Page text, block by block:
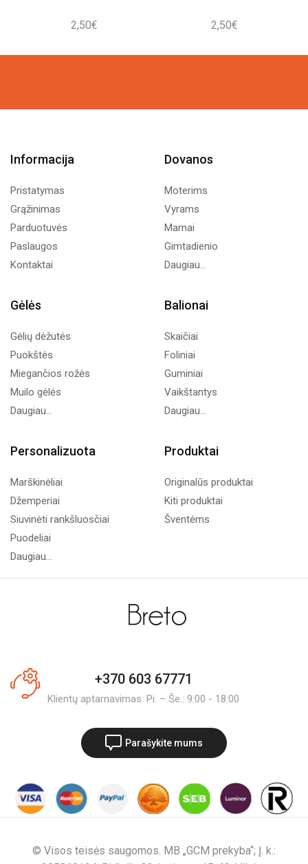
2,50€ 2,50€
Informacija
Pristatymas
Grąžinimas
Parduotuvės
Paslaugos
Kontaktai
Dovanos
Moterims
Vyrams
Mamai
Gimtadienio
Daugiau...
Gėlės
Gėlių dėžutės
Puokštės
Miegančios rožės
Muilo gėlės
Daugiau...
Balionai
Skaičiai
Foliniai
Guminiai
Vaikštantys
Daugiau...
Personalizuota
Marškinėliai
Džemperiai
Siuvinėti rankšluosčiai
Puodeliai
Daugiau...
Produktai
Originalūs produktai
Kiti produktai
Šventėms
+370 603 67771
Klientų aptarnavimas: Pi. – Še.: 9:00 - 18:00
Parašykite mums
© Visos teisės saugomos. MB „GCM prekyba“; Į. k.: